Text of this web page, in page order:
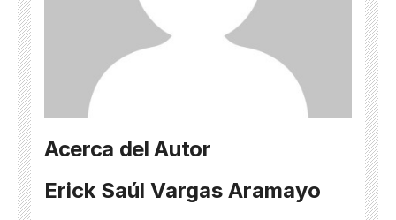
Acerca del Autor
Erick Saúl Vargas Aramayo